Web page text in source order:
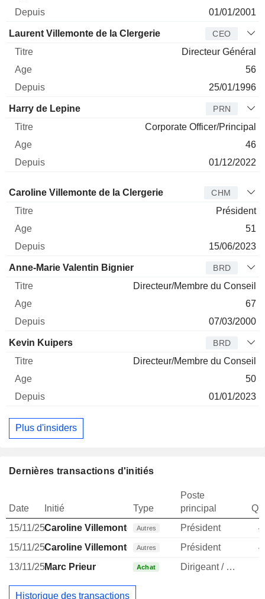
01/01/2001
Laurent Villemonte de la Clergerie CEO
Directeur Général
56
25/01/1996
Harry de Lepine PRN
Corporate Officer/Principal
46
01/12/2022
Administrateur Titre Age Depuis
Caroline Villemonte de la Clergerie CHM
Président
51
15/06/2023
Anne-Marie Valentin Bignier BRD
Directeur/Membre du Conseil
67
07/03/2000
Kevin Kuipers BRD
Directeur/Membre du Conseil
50
01/01/2023
Plus d'insiders
Dernières transactions d'initiés
Date Initié Type
Poste
principal
15/11/25Caroline Villemonte de la Clergerie
Autres Président
15/11/25Caroline Villemonte de la Clergerie
Autres Président
13/11/25Marc Prieur Achat Dirigeant / cadre principal
Historique des transactions